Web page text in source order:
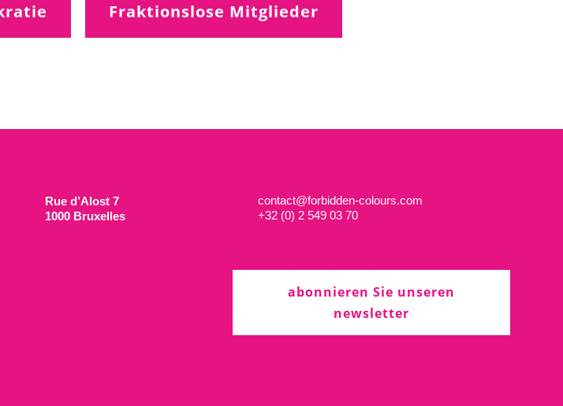
Fraktionslose Mitglieder
Rue d’Alost 7
1000 Bruxelles
contact@forbidden-colours.com
+32 (0) 2 549 03 70
abonnieren Sie unseren
newsletter